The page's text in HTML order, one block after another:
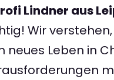
Lindner aus
Wir
neues Leben in